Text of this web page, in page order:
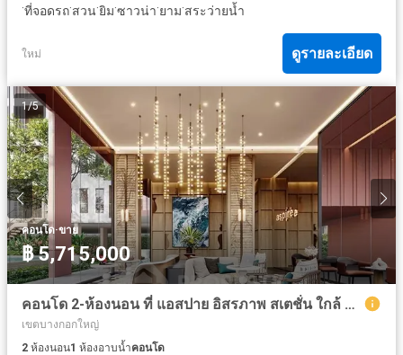
·ที่จอดรถ·สวน·ยิม·ซาวน่า·ยาม·สระว่ายน้ำ
ใหม่ ดูรายละเอียด
1/5
คอนโด·ขาย
฿ 5,715,000
คอนโด 2-ห้องนอน ที่ แอสปาย อิสรภาพ สเตชั่น ใกล้ MRT สนามไชย
เขตบางกอกใหญ่
2 ห้องนอน1 ห้องอาบน้ำคอนโด